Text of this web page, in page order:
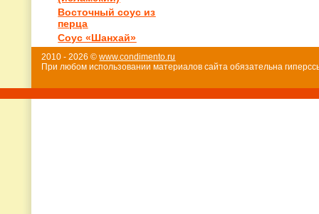
Восточный соус из
перца
Соус «Шанхай»
2010 - 2026 ©www.condimento.ru
При любом использовании материалов сайта обязательна